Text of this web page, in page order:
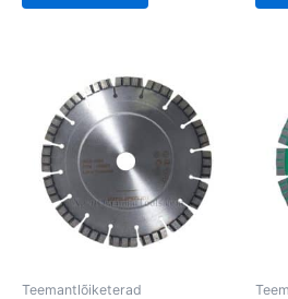
Teemantlõiketerad